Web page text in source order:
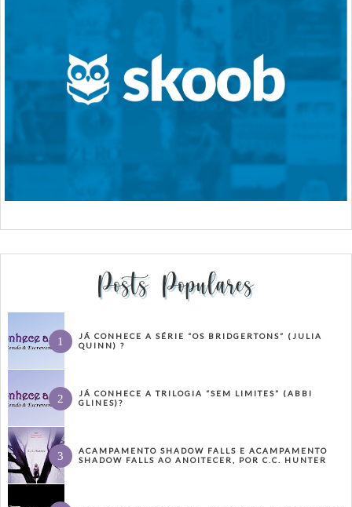
Posts Populares
JÁ CONHECE A SÉRIE “OS BRIDGERTONS” (JULIA
QUINN) ?
JÁ CONHECE A TRILOGIA “SEM LIMITES” (ABBI
GLINES)?
ACAMPAMENTO SHADOW FALLS E ACAMPAMENTO
SHADOW FALLS AO ANOITECER, POR C.C. HUNTER